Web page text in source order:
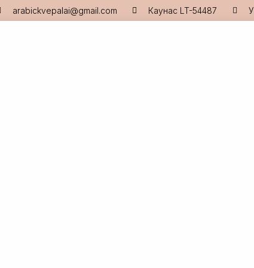
arabickvepalai@gmail.com Каунас LT-54487